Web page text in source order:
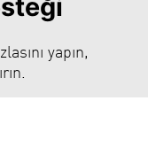
yapın,